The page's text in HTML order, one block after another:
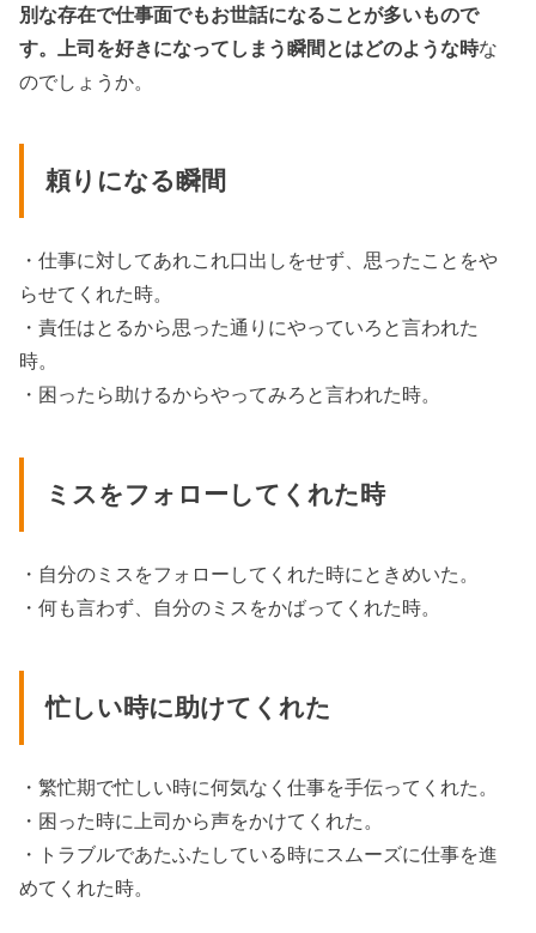
別な存在で仕事面でもお世話になることが多いもので
す。上司を好きになってしまう瞬間とはどのような時な
のでしょうか。
頼りになる瞬間
・仕事に対してあれこれ口出しをせず、思ったことをや
らせてくれた時。
・責任はとるから思った通りにやっていろと言われた
時。
・困ったら助けるからやってみろと言われた時。
ミスをフォローしてくれた時
・自分のミスをフォローしてくれた時にときめいた。
・何も言わず、自分のミスをかばってくれた時。
忙しい時に助けてくれた
・繁忙期で忙しい時に何気なく仕事を手伝ってくれた。
・困った時に上司から声をかけてくれた。
・トラブルであたふたしている時にスムーズに仕事を進
めてくれた時。